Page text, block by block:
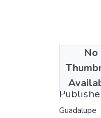
No
1994
Guadalupe